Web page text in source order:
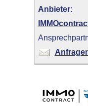
Anbieter: